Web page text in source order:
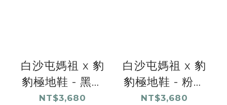
白沙屯媽祖 x 豹
豹極地鞋 - 黑桃
豹
NT$3,680
白沙屯媽祖 x 豹
豹極地鞋 - 粉紅
豹
NT$3,680